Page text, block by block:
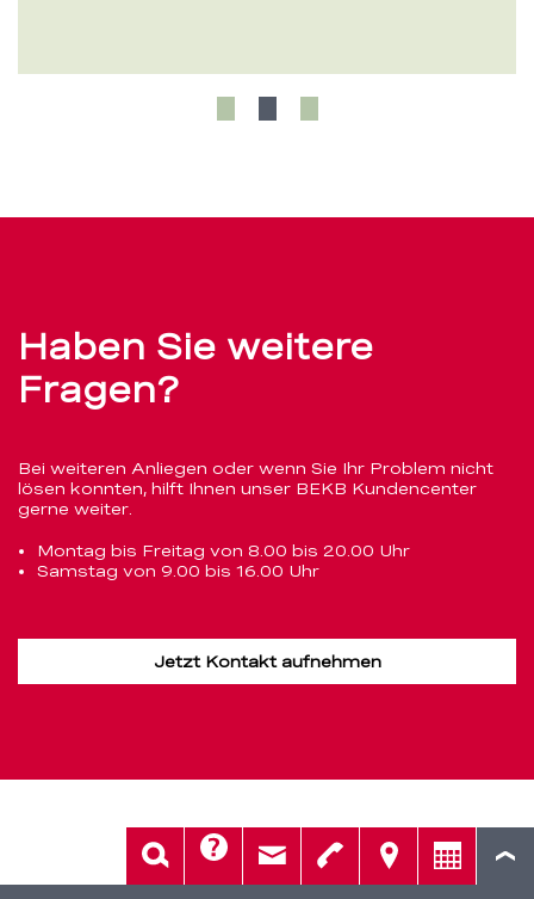
Haben Sie weitere
Fragen?
Bei weiteren Anliegen oder wenn Sie Ihr Problem nicht
lösen konnten, hilft Ihnen unser BEKB Kundencenter
gerne weiter.
Montag bis Freitag von 8.00 bis 20.00 Uhr
Samstag von 9.00 bis 16.00 Uhr
Jetzt Kontakt aufnehmen